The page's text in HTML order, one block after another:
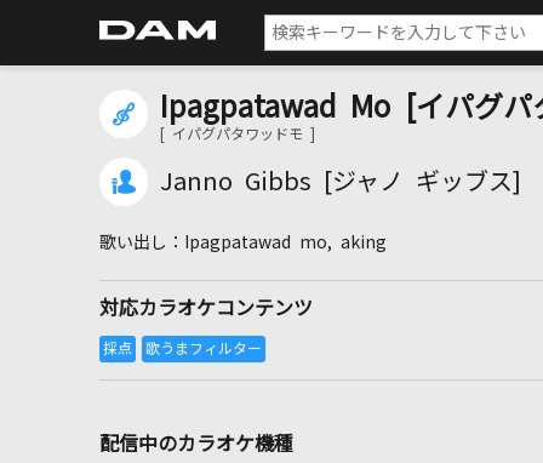
Ipagpatawad Mo [イパグパ
[ イパグパタワッドモ ]
Janno Gibbs [ジャノ ギッブス]
Ipagpatawad mo, aking
対応カラオケコンテンツ
配信中のカラオケ機種